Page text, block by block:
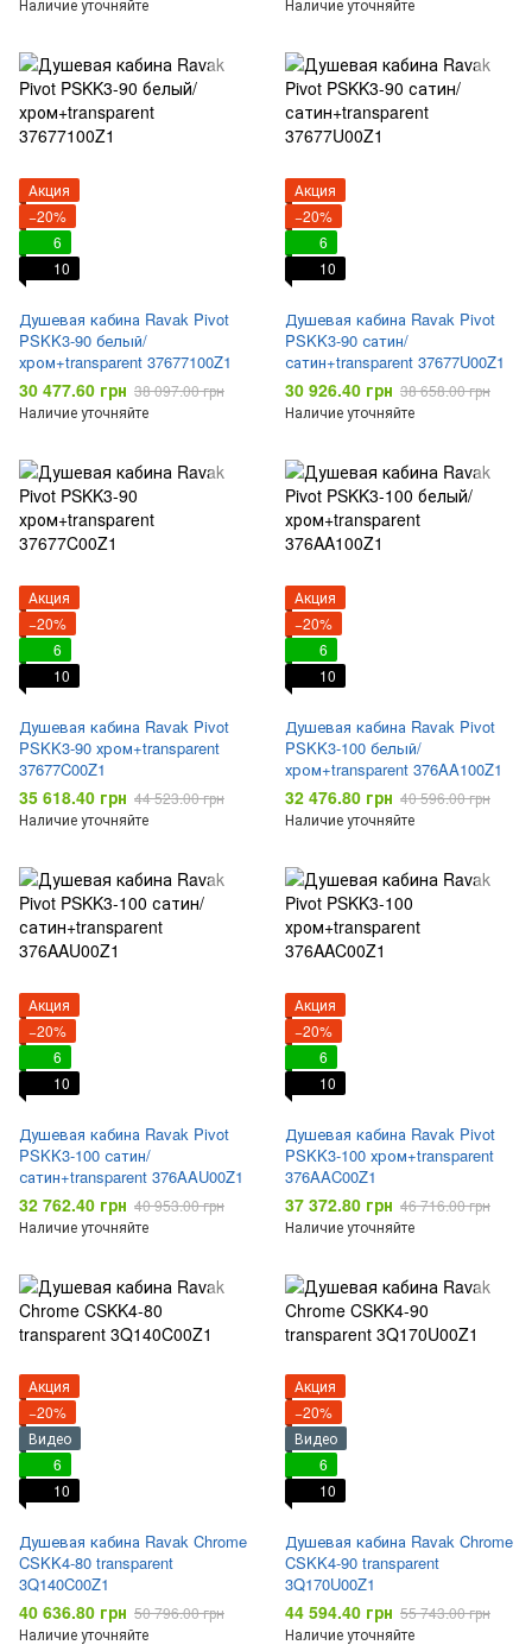
Наличие уточняйте Наличие уточняйте
Акция
−20%
6
10
Душевая кабина Ravak Pivot
PSKK3-90 белый/
хром+transparent 37677100Z1
30 477.60 грн 38 097.00 грн
Наличие уточняйте
Акция
−20%
6
10
Душевая кабина Ravak Pivot
PSKK3-90 сатин/
сатин+transparent 37677U00Z1
30 926.40 грн 38 658.00 грн
Наличие уточняйте
Акция
−20%
6
10
Душевая кабина Ravak Pivot
PSKK3-90 хром+transparent
37677C00Z1
35 618.40 грн 44 523.00 грн
Наличие уточняйте
Акция
−20%
6
10
Душевая кабина Ravak Pivot
PSKK3-100 белый/
хром+transparent 376AA100Z1
32 476.80 грн 40 596.00 грн
Наличие уточняйте
Акция
−20%
6
10
Душевая кабина Ravak Pivot
PSKK3-100 сатин/
сатин+transparent 376AAU00Z1
32 762.40 грн 40 953.00 грн
Наличие уточняйте
Акция
−20%
6
10
Душевая кабина Ravak Pivot
PSKK3-100 хром+transparent
376AAC00Z1
37 372.80 грн 46 716.00 грн
Наличие уточняйте
Акция
−20%
Видео
6
10
Душевая кабина Ravak Chrome
CSKK4-80 transparent
3Q140C00Z1
40 636.80 грн 50 796.00 грн
Наличие уточняйте
Акция
−20%
Видео
6
10
Душевая кабина Ravak Chrome
CSKK4-90 transparent
3Q170U00Z1
44 594.40 грн 55 743.00 грн
Наличие уточняйте